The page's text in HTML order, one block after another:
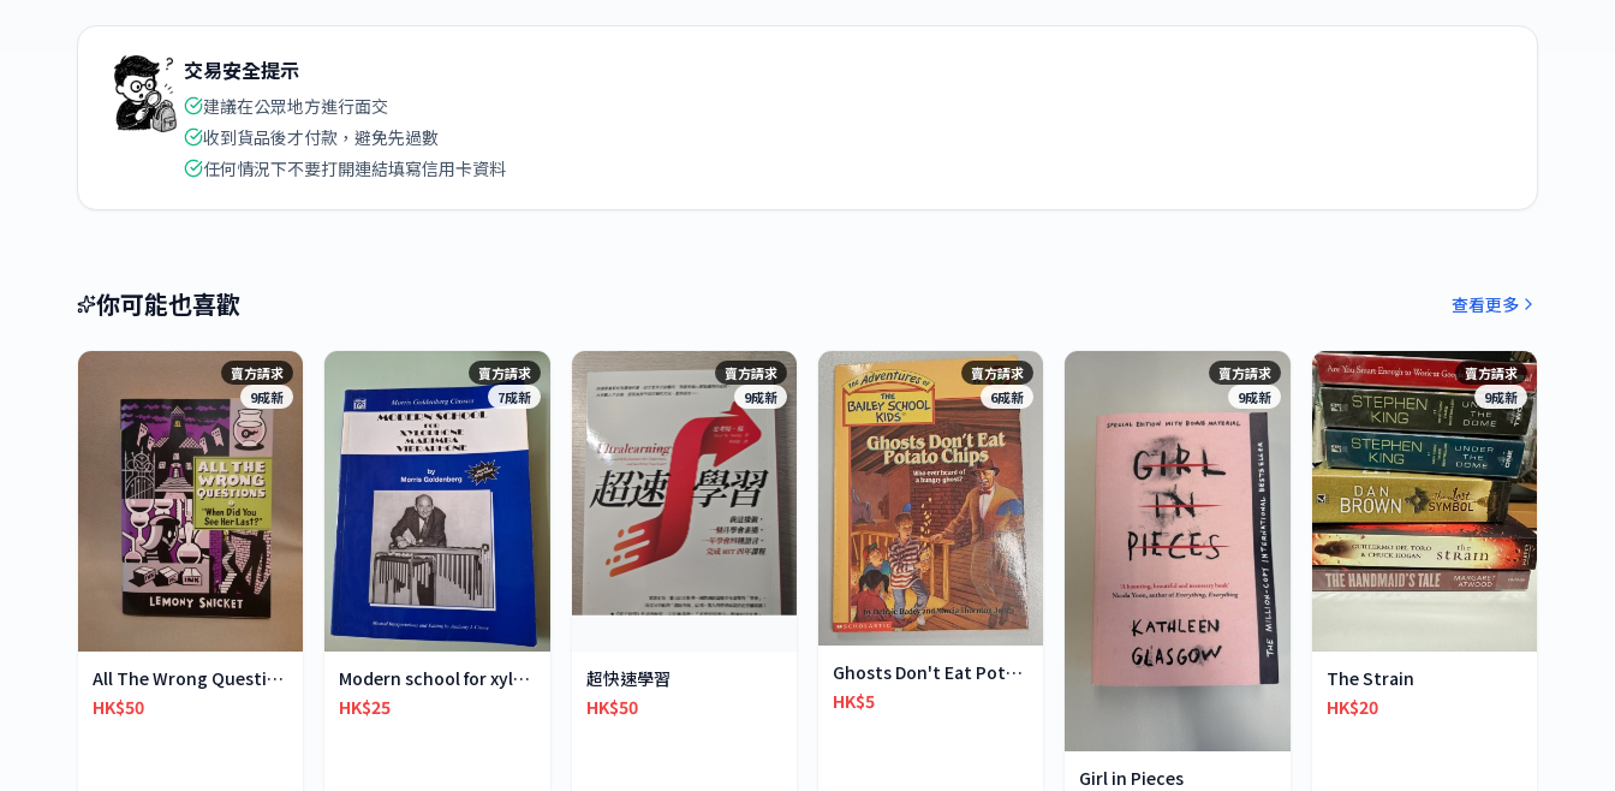
交易安全提示
建議在公眾地方進行面交
收到貨品後才付款，避免先過數
任何情況下不要打開連結填寫信用卡資料
你可能也喜歡 查看更多
賣方請求
9成新
All The Wrong Questions 2: "When Did You See Her L
HK$50
賣方請求
7成新
Modern school for xylophone marimba vibraphone
HK$25
賣方請求
9成新
超快速學習
HK$50
賣方請求
6成新
Ghosts Don't Eat Potato Chips
HK$5
賣方請求
9成新
Girl in Pieces
賣方請求
9成新
The Strain
HK$20